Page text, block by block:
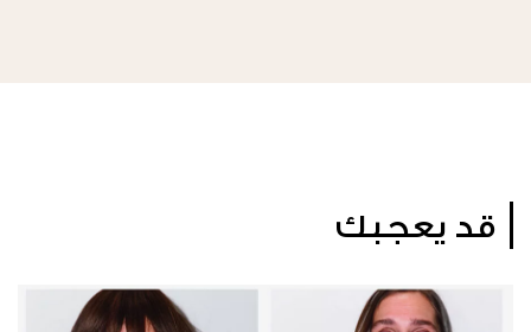
قد يعجبك